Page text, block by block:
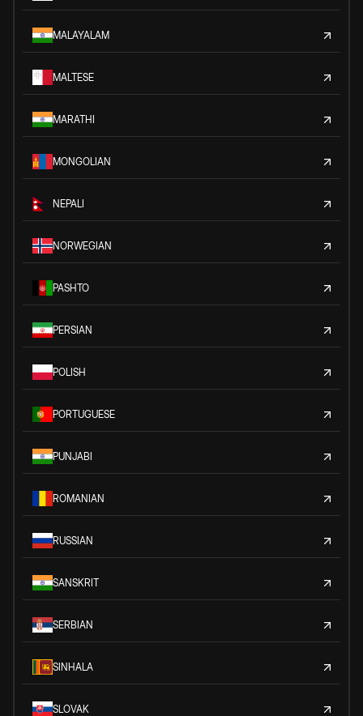
MALAYALAM
MALTESE
MARATHI
MONGOLIAN
NEPALI
NORWEGIAN
PASHTO
PERSIAN
POLISH
PORTUGUESE
PUNJABI
ROMANIAN
RUSSIAN
SANSKRIT
SERBIAN
SINHALA
SLOVAK